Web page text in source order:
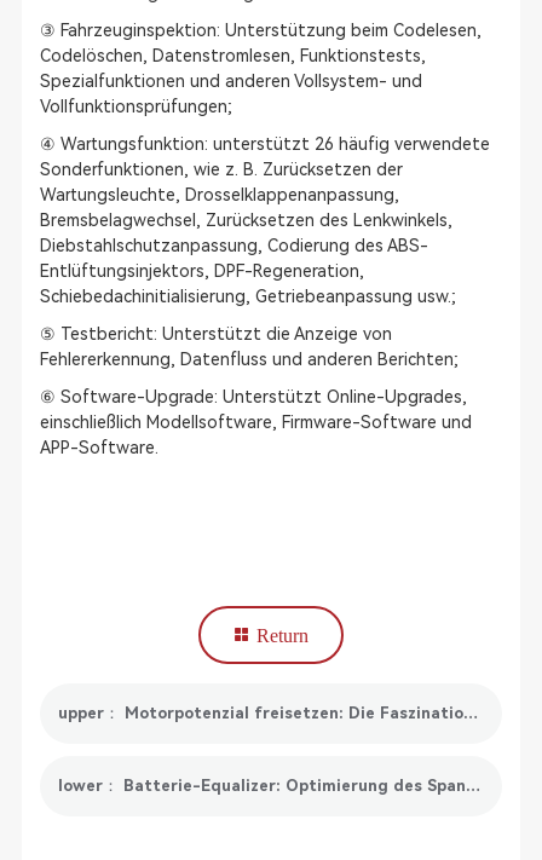
③ Fahrzeuginspektion: Unterstützung beim Codelesen,
Codelöschen, Datenstromlesen, Funktionstests,
Spezialfunktionen und anderen Vollsystem- und
Vollfunktionsprüfungen;
④ Wartungsfunktion: unterstützt 26 häufig verwendete
Sonderfunktionen, wie z. B. Zurücksetzen der
Wartungsleuchte, Drosselklappenanpassung,
Bremsbelagwechsel, Zurücksetzen des Lenkwinkels,
Diebstahlschutzanpassung, Codierung des ABS-
Entlüftungsinjektors, DPF-Regeneration,
Schiebedachinitialisierung, Getriebeanpassung usw.;
⑤ Testbericht: Unterstützt die Anzeige von
Fehlererkennung, Datenfluss und anderen Berichten;
⑥ Software-Upgrade: Unterstützt Online-Upgrades,
einschließlich Modellsoftware, Firmware-Software und
APP-Software.
Return
upper： Motorpotenzial freisetzen: Die Faszination von ECU-Tuning-Tools entdecken
lower： Batterie-Equalizer: Optimierung des Spannungsausgleichs für lang anhaltende Leistung